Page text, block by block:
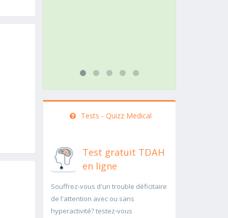
Tests - Quizz Medical
Test gratuit TDAH
en ligne
Souffrez-vous d'un trouble déficitaire
de l'attention avec ou sans
hyperactivité? testez-vous